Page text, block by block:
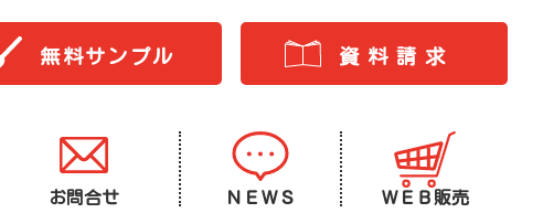
無料サンプル 資料請求
お問合せ ＮＥＷＳ ＷＥＢ販売